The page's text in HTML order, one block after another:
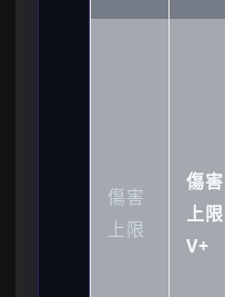
傷害
上限
傷害
上限
V+